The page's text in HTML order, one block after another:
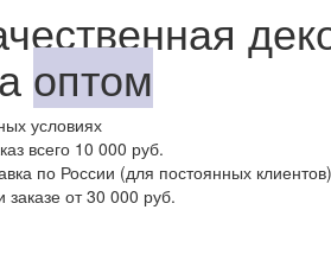
оптом
условиях
всего 10 000 руб.
по России (для постоянных клиентов)
заказе от 30 000 руб.